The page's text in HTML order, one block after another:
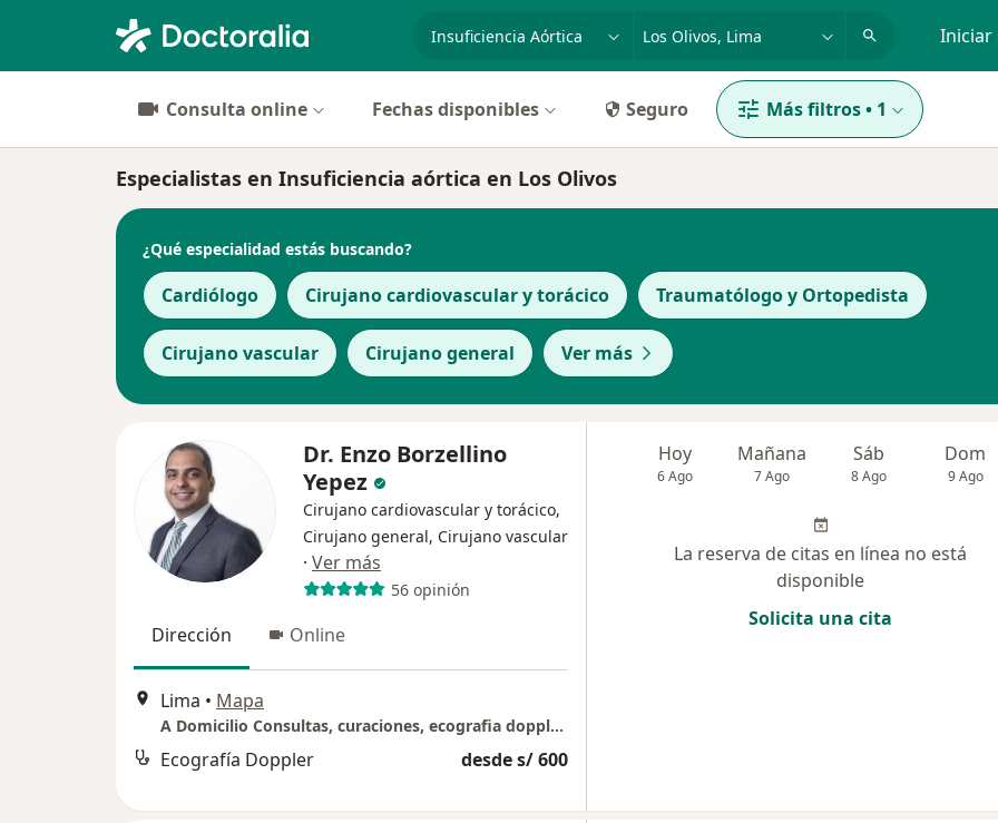
especialidad, enfermedad o nombre Iniciar
Consulta online Fechas disponibles Seguro Más filtros• 1
Especialistas en Insuficiencia aórtica en Los Olivos
¿Qué especialidad estás buscando?
Cardiólogo Cirujano cardiovascular y torácico Traumatólogo y Ortopedista
Cirujano vascular Cirujano general Ver más
Dr. Enzo Borzellino
Yepez
Cirujano cardiovascular y torácico,
Cirujano general, Cirujano vascular
· Ver más
56 opinión
Dirección Online
Lima • Mapa
A Domicilio Consultas, curaciones, ecografia doppler vascular
Ecografía Doppler desde s/ 600
Hoy
6 Ago
Mañana
7 Ago
Sáb
8 Ago
Dom
9 Ago
La reserva de citas en línea no está
disponible
Solicita una cita